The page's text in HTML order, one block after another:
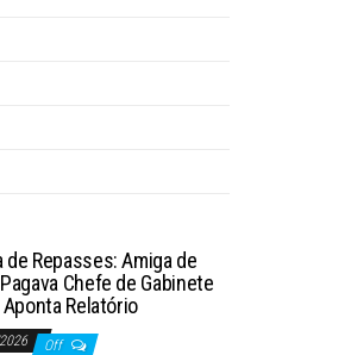
de Repasses: Amiga de
Chefe de Gabinete
Aponta Relatório
Off